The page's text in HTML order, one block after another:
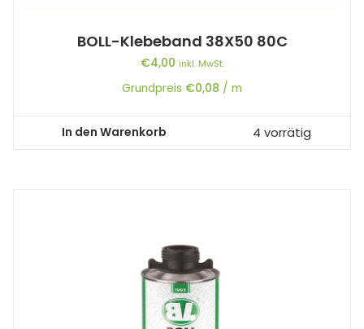
BOLL-Klebeband 38X50 80C
€4,00 inkl. MwSt.
Grundpreis €0,08 / m
In den Warenkorb 4 vorrätig